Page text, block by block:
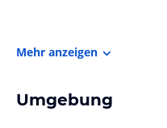
Mehr anzeigen
Umgebung